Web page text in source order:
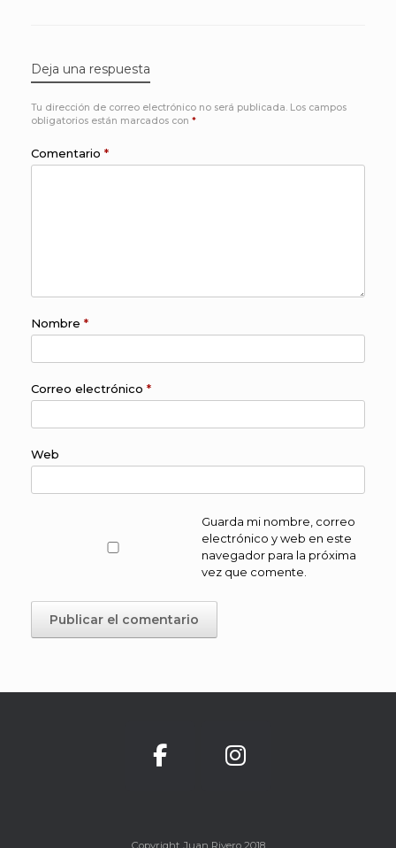
Deja una respuesta
Tu dirección de correo electrónico no será publicada. Los campos
obligatorios están marcados con *
Comentario *
Nombre *
Correo electrónico *
Web
Guarda mi nombre, correo
electrónico y web en este
navegador para la próxima
vez que comente.
Copyright Juan Rivero 2018